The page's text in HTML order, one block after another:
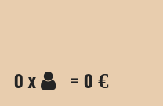
0 x = 0 €